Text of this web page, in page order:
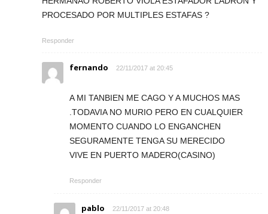
PROCESADO POR MULTIPLES ESTAFAS ?
Responder
fernando 22/11/2017 at 20:45
A MI TANBIEN ME CAGO Y A MUCHOS MAS
.TODAVIA NO MURIO PERO EN CUALQUIER
MOMENTO CUANDO LO ENGANCHEN
SEGURAMENTE TENGA SU MERECIDO
VIVE EN PUERTO MADERO(CASINO)
Responder
pablo 22/11/2017 at 20:48